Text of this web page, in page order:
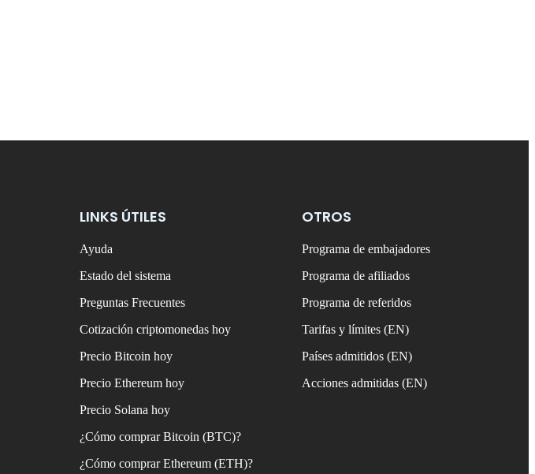
LINKS ÚTILES
Ayuda
Estado del sistema
Preguntas Frecuentes
Cotización criptomonedas hoy
Precio Bitcoin hoy
Precio Ethereum hoy
Precio Solana hoy
¿Cómo comprar Bitcoin (BTC)?
¿Cómo comprar Ethereum (ETH)?
OTROS
Programa de embajadores
Programa de afiliados
Programa de referidos
Tarifas y límites (EN)
Países admitidos (EN)
Acciones admitidas (EN)